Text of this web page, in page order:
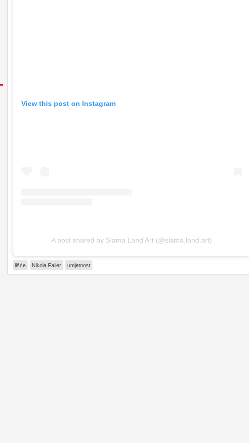
View this post on Instagram
A post shared by Slama Land Art (@slama.land.art)
lišće Nikola Faller umjetnost